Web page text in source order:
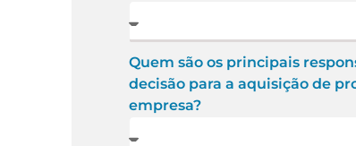
Quem são os principais
decisão para a aquisição de
empresa?